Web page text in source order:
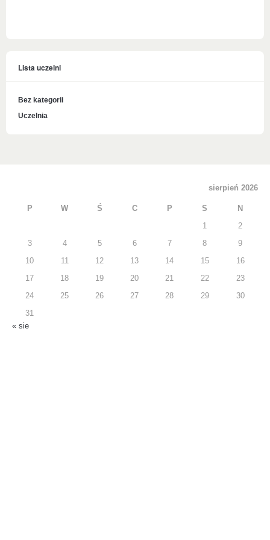
Lista uczelni
Bez kategorii
Uczelnia
sierpień 2026
P W Ś C P S N
1 2
3 4 5 6 7 8 9
10 11 12 13 14 15 16
17 18 19 20 21 22 23
24 25 26 27 28 29 30
31
« sie